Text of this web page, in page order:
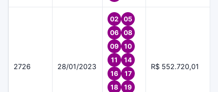
2726 28/01/2023
02
05
06
08
09
10
11
14
16
17
18
19
R$ 552.720,01